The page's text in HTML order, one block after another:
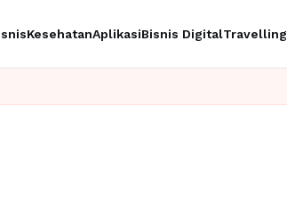
KesehatanAplikasiBisnis DigitalTravelling